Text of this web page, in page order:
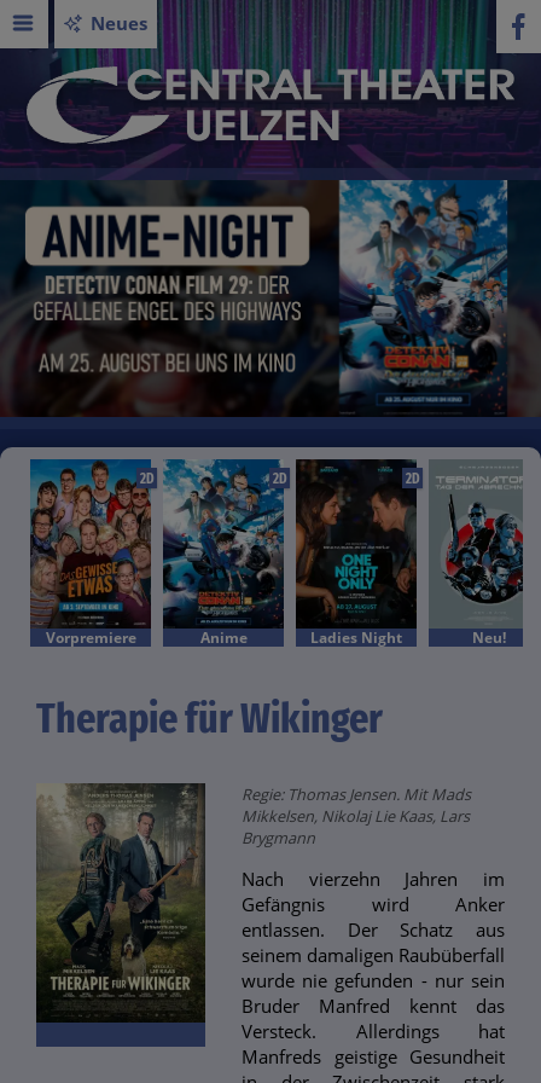
Neues
2D
Vorpremiere
2D
Anime
2D
Ladies Night Neu!
Therapie für Wikinger
Regie: Thomas Jensen. Mit Mads
Mikkelsen, Nikolaj Lie Kaas, Lars
Brygmann
Nach vierzehn Jahren im
Gefängnis wird Anker
entlassen. Der Schatz aus
seinem damaligen Raubüberfall
wurde nie gefunden - nur sein
Bruder Manfred kennt das
Versteck. Allerdings hat
Manfreds geistige Gesundheit